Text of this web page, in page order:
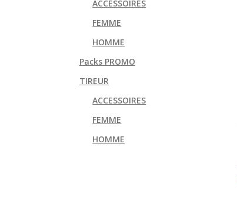
ACCESSOIRES
FEMME
HOMME
Packs PROMO
TIREUR
ACCESSOIRES
FEMME
HOMME